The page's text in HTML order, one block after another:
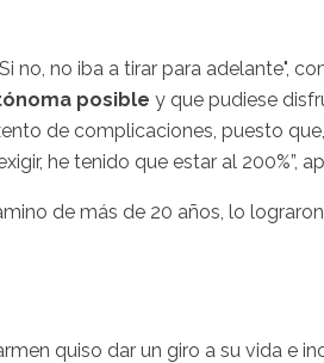
no, no iba a tirar para adelante",
posible y que pudiese
de complicaciones, puesto
he tenido que estar al 200%”,
de más de 20 años, lo
quiso dar un giro a su vida e